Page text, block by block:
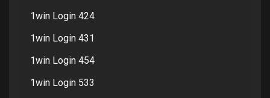
1win Login 424
1win Login 431
1win Login 454
1win Login 533